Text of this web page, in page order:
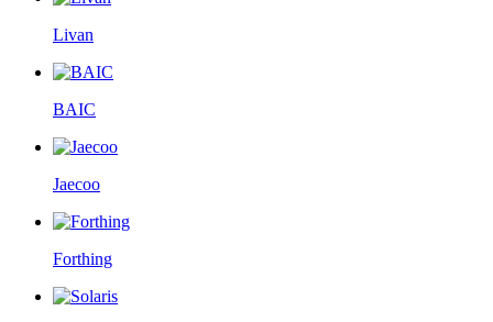
Livan
BAIC
Jaecoo
Forthing